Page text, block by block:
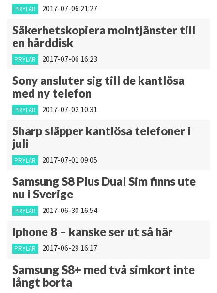
PRYLAR 2017-07-06 21:27
Säkerhetskopiera molntjänster till
en hårddisk
PRYLAR 2017-07-06 16:23
Sony ansluter sig till de kantlösa
med ny telefon
PRYLAR 2017-07-02 10:31
Sharp släpper kantlösa telefoner i
juli
PRYLAR 2017-07-01 09:05
Samsung S8 Plus Dual Sim finns ute
nu i Sverige
PRYLAR 2017-06-30 16:54
Iphone 8 – kanske ser ut så här
PRYLAR 2017-06-29 16:17
Samsung S8+ med två simkort inte
långt borta